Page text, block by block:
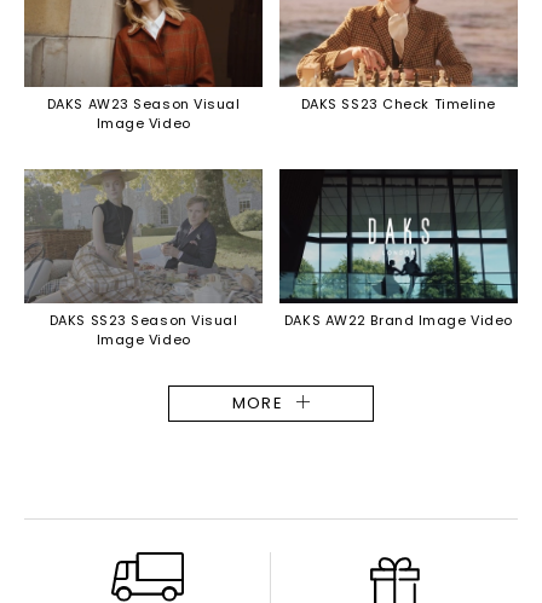
DAKS AW23 Season Visual
Image Video
DAKS SS23 Check Timeline
DAKS SS23 Season Visual
Image Video
DAKS AW22 Brand Image Video
MORE